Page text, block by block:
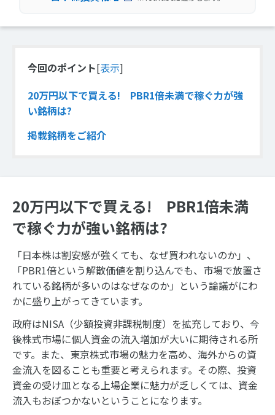
今回のポイント[表示]
20万円以下で買える! PBR1倍未満で稼ぐ力が強
い銘柄は?
掲載銘柄をご紹介
20万円以下で買える! PBR1倍未満
で稼ぐ力が強い銘柄は?
「日本株は割安感が強くても、なぜ買われないのか」、
「PBR1倍という解散価値を割り込んでも、市場で放置さ
れている銘柄が多いのはなぜなのか」という論議がにわ
かに盛り上がってきています。
政府はNISA（少額投資非課税制度）を拡充しており、今
後株式市場に個人資金の流入増加が大いに期待される所
です。また、東京株式市場の魅力を高め、海外からの資
金流入を図ることも重要と考えられます。その際、投資
資金の受け皿となる上場企業に魅力が乏しくては、資金
流入もおぼつかないということになります。